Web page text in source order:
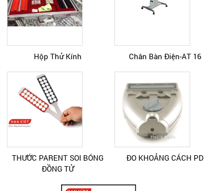
Hộp Thử Kính Chân Bàn Điện-AT 16
THƯỚC PARENT SOI BÓNG
ĐỒNG TỬ
ĐO KHOẢNG CÁCH PD